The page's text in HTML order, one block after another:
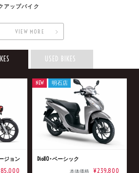
ップバイク
VIEW MORE
USED BIKES
ジョン Dio110･ベーシック
本体価格 ¥239,800
NEW 明石店